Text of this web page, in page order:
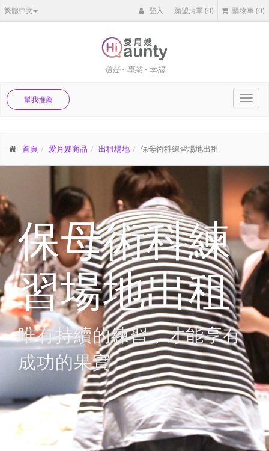
繁體中文 登入 願望清單(0) 購物車 (0)
信任 • 專業 • 幸福
幫我推薦
首頁 愛月嫂商品 出租場地 保母術科練習場地出租
保母術科練
習場地出租
唯有持續的練習，才能享有
成功的果實